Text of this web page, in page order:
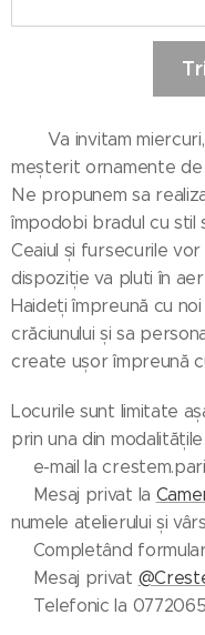
Va invitam miercuri,
meșterit ornamente de
Ne propunem sa
împodobi bradul cu
Ceaiul și fursecurile
dispoziție va pluti în aer
Haideți împreună cu
crăciunului și sa
create ușor împreună
Locurile sunt limitate
prin una din modalitățile
➡e-mail la
➡Mesaj privat la
numele atelierului și
➡Completând
➡Mesaj privat
➡Telefonic la